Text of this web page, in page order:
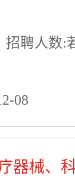
招聘人数:
08
器械、科